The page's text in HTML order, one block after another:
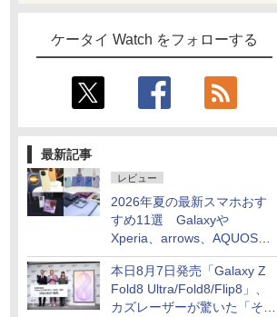
ケータイ Watch をフォローする
最新記事
レビュー
2026年夏の最新スマホおす
すめ11選 Galaxyや
Xperia、arrows、AQUOSな
ど注目機種の特徴は
本日8月7日発売「Galaxy Z
Fold8 Ultra/Fold8/Flip8」、
カズレーザーが驚いた「そば